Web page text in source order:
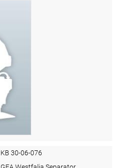
KB 30-06-076